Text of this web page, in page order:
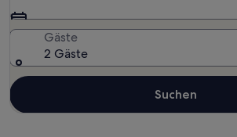
Gäste
2 Gäste
Suchen